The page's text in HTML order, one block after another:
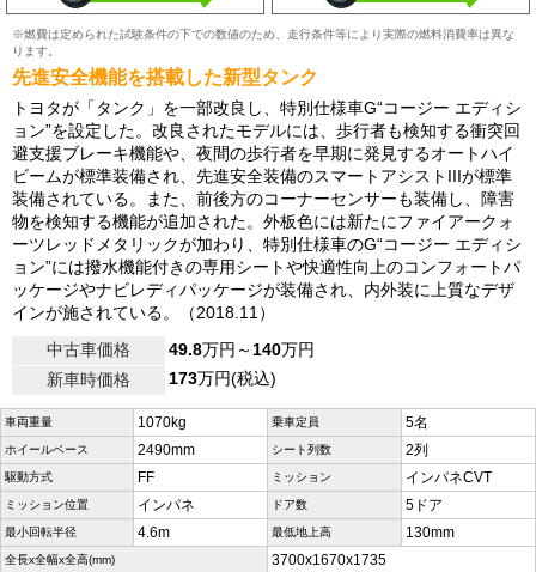
※燃費は定められた試験条件の下での数値のため、走行条件等により実際の燃料消費率は異な
ります。
先進安全機能を搭載した新型タンク
トヨタが「タンク」を一部改良し、特別仕様車G“コージー エディシ
ョン”を設定した。改良されたモデルには、歩行者も検知する衝突回
避支援ブレーキ機能や、夜間の歩行者を早期に発見するオートハイ
ビームが標準装備され、先進安全装備のスマートアシストIIIが標準
装備されている。また、前後方のコーナーセンサーも装備し、障害
物を検知する機能が追加された。外板色には新たにファイアークォ
ーツレッドメタリックが加わり、特別仕様車のG“コージー エディシ
ョン”には撥水機能付きの専用シートや快適性向上のコンフォートパ
ッケージやナビレディパッケージが装備され、内外装に上質なデザ
インが施されている。（2018.11）
中古車価格
49.8万円～140万円
新車時価格
173万円(税込)
車両重量 1070kg 乗車定員 5名
ホイールベース 2490mm シート列数 2列
駆動方式 FF ミッション インパネCVT
ミッション位置 インパネ ドア数 5ドア
最小回転半径 4.6m 最低地上高 130mm
全長x全幅x全高(mm) 3700x1670x1735